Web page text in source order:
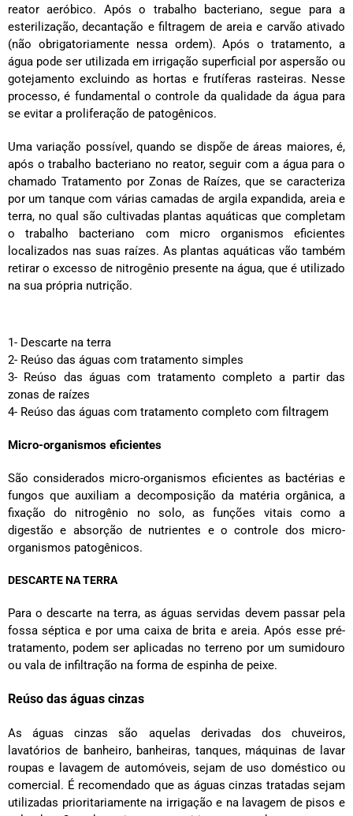
reator aeróbico. Após o trabalho bacteriano, segue para a
esterilização, decantação e filtragem de areia e carvão ativado
(não obrigatoriamente nessa ordem). Após o tratamento, a
água pode ser utilizada em irrigação superficial por aspersão ou
gotejamento excluindo as hortas e frutíferas rasteiras. Nesse
processo, é fundamental o controle da qualidade da água para
se evitar a proliferação de patogênicos.
Uma variação possível, quando se dispõe de áreas maiores, é,
após o trabalho bacteriano no reator, seguir com a água para o
chamado Tratamento por Zonas de Raízes, que se caracteriza
por um tanque com várias camadas de argila expandida, areia e
terra, no qual são cultivadas plantas aquáticas que completam
o trabalho bacteriano com micro organismos eficientes
localizados nas suas raízes. As plantas aquáticas vão também
retirar o excesso de nitrogênio presente na água, que é utilizado
na sua própria nutrição.
1- Descarte na terra
2- Reúso das águas com tratamento simples
3- Reúso das águas com tratamento completo a partir das
zonas de raízes
4- Reúso das águas com tratamento completo com filtragem
Micro-organismos eficientes
São considerados micro-organismos eficientes as bactérias e
fungos que auxiliam a decomposição da matéria orgânica, a
fixação do nitrogênio no solo, as funções vitais como a
digestão e absorção de nutrientes e o controle dos micro-
organismos patogênicos.
DESCARTE NA TERRA
Para o descarte na terra, as águas servidas devem passar pela
fossa séptica e por uma caixa de brita e areia. Após esse pré-
tratamento, podem ser aplicadas no terreno por um sumidouro
ou vala de infiltração na forma de espinha de peixe.
Reúso das águas cinzas
As águas cinzas são aquelas derivadas dos chuveiros,
lavatórios de banheiro, banheiras, tanques, máquinas de lavar
roupas e lavagem de automóveis, sejam de uso doméstico ou
comercial. É recomendado que as águas cinzas tratadas sejam
utilizadas prioritariamente na irrigação e na lavagem de pisos e